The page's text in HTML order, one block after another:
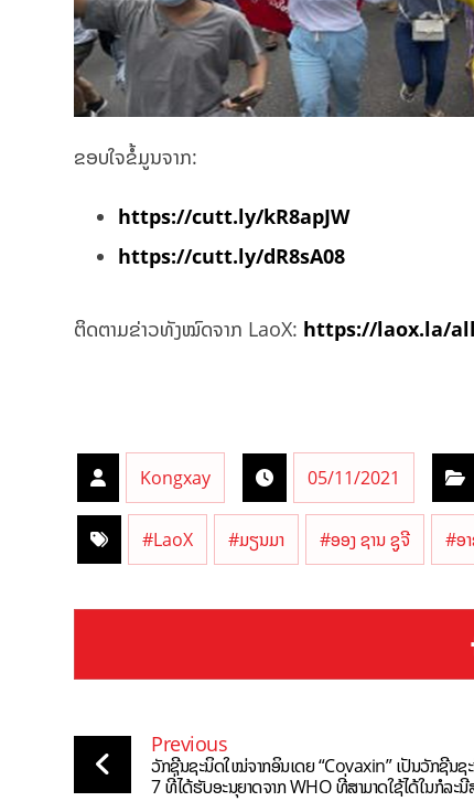
ຂອບໃຈຂໍ້ມູນຈາກ:
https://cutt.ly/kR8apJW
https://cutt.ly/dR8sA08
ຕິດຕາມຂ່າວທັງໝົດຈາກ LaoX: https://laox.la/
Kongxay 05/11/2021
#LaoX #ມຽນມາ #ອອງ ຊານ ຊູຈີ #ອ
Previous
ວັກຊີນຊະນິດໃໝ່ຈາກອິນເດຍ “Covaxin” ເປັນວັກຊີນ
7 ທີ່ໄດ້ຮັບອະນຸຍາດຈາກ WHO ທີ່ສາມາດໃຊ້ໄດ້ໃນກໍລະ